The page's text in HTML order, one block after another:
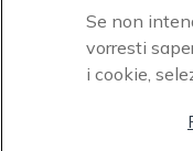
Se non
vorresti
i cookie,